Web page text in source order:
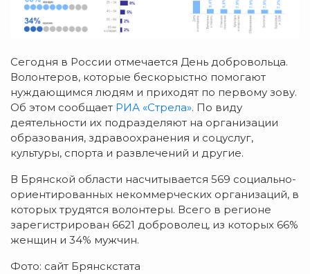
Сегодня в России отмечается День добровольца.
Волонтеров, которые бескорыстно помогают
нуждающимся людям и приходят по первому зову.
Об этом сообщает РИА «Стрела». По виду
деятельности их подразделяют на организации
образования, здравоохранения и соцуслуг,
культуры, спорта и развлечений и другие.
В Брянской области насчитывается 569 социально-
ориентированных некоммерческих организаций, в
которых трудятся волонтеры. Всего в регионе
зарегистрирован 6621 доброволец, из которых 66%
женщин и 34% мужчин.
Фото: сайт Брянскстата